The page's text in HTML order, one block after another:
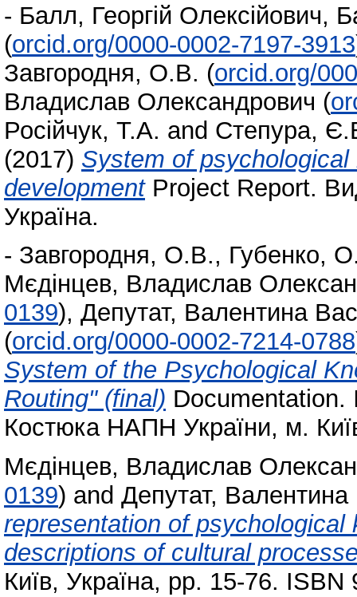
- Балл, Георгій Олексійович,
(orcid.org/0000-0002-7197-3913
Завгородня, О.В. (orcid.org/
Владислав Олександрович (
Російчук, Т.А. and Степура,
(2017) System of
developmentProject Report.
Україна.
- Завгородня, О.В., Губенко,
Мєдінцев, Владислав
0139), Депутат, Валентина
(orcid.org/0000-0002-7214-0788
System of the Psychological
Routing" (final) Documentation.
Костюка НАПН України, м.
Мєдінцев, Владислав
0139) and Депутат, Валентина
representation of
descriptions of cultural
Київ, Україна, pp. 15-76.